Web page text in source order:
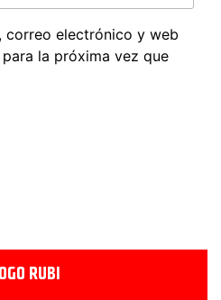
correo electrónico y web
la próxima vez que
RUBI